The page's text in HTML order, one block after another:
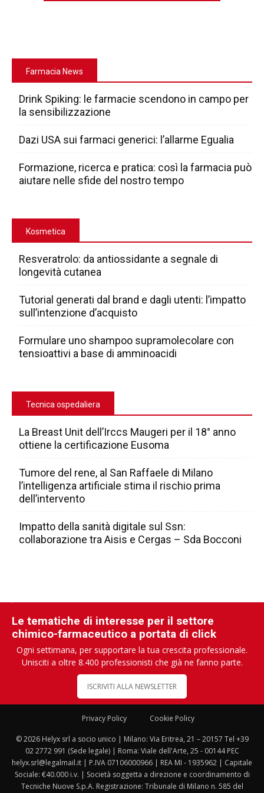
Farmacia News
Drink Spiking: le farmacie scendono in campo per
la sensibilizzazione
Dazi USA sui farmaci generici: l’allarme Egualia
Formazione, ricerca e pratica: così la farmacia può
aiutare nelle sfide del nostro tempo
Kosmetica
Resveratrolo: da antiossidante a segnale di
longevità cutanea
Tutorial generati dal brand e dagli utenti: l’impatto
sull’intenzione d’acquisto
Formulare uno shampoo supramolecolare con
tensioattivi a base di amminoacidi
Tecnica ospedaliera
La Breast Unit dell’Irccs Maugeri per il 18° anno
ottiene la certificazione Eusoma
Tumore del rene, al San Raffaele di Milano
l’intelligenza artificiale stima il rischio prima
dell’intervento
Impatto della sanità digitale sul Ssn:
collaborazione tra Aisis e Cergas – Sda Bocconi
Le tematiche di interesse per il settore
chimico-farmaceutico a portata di click
Ogni settimana, per supportare la tua crescita professionale.
Unisciti a oltre 8.400 professionisti che già ne fanno parte.
ISCRIVITI ALLA NEWSLETTER
Privacy Policy Cookie Policy
© 2026 Helyx srl a socio unico | Milano: Via Eritrea, 21 – 20157 Tel +39
02 2772 991 (Sede legale) | Roma: Viale dell'Arte, 25 - 00144 PEC
helyx.srl@legalmail.it | P.IVA 07106000966 | REA MI - 1935962 | Capitale
Sociale: €40.000 i.v. | Società soggetta a direzione e coordinamento di
Tecniche Nuove S.p.A. Registrazione: Tribunale di Milano n. 585 del